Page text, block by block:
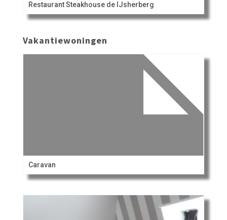
Restaurant Steakhouse de IJsherberg
Vakantiewoningen
Caravan